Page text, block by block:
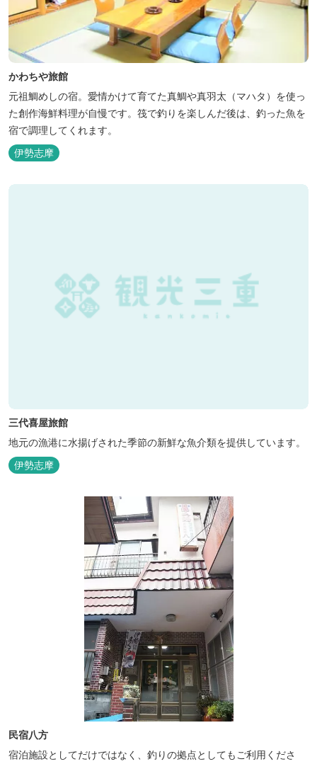
かわちや旅館
元祖鯛めしの宿。愛情かけて育てた真鯛や真羽太（マハタ）を使っ
た創作海鮮料理が自慢です。筏で釣りを楽しんだ後は、釣った魚を
宿で調理してくれます。
伊勢志摩
三代喜屋旅館
地元の漁港に水揚げされた季節の新鮮な魚介類を提供しています。
伊勢志摩
民宿八方
宿泊施設としてだけではなく、釣りの拠点としてもご利用くださ